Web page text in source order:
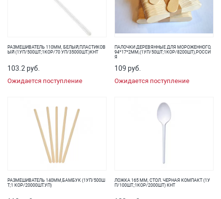
РАЗМЕШИВАТЕЛЬ 110ММ, БЕЛЫЙ,ПЛАСТИКОВ
ЫЙ (1УП/500ШТ;1КОР/70 УП/35000ШТ.)КНТ
103.2 руб.
Ожидается поступление
ПАЛОЧКИ ДЕРЕВЯННЫЕ ДЛЯ МОРОЖЕННОГО,
94*17*2ММ,(1УП/50ШТ;1КОР/8200ШТ),РОССИ
Я
109 руб.
Ожидается поступление
РАЗМЕШИВАТЕЛЬ 140ММ,БАМБУК (1УП/500Ш
Т;1 КОР/20000ШТ.УП)
ЛОЖКА 165 ММ, СТОЛ. ЧЕРНАЯ КОМПАКТ (1У
П/100ШТ.;1КОР/2000ШТ) КНТ